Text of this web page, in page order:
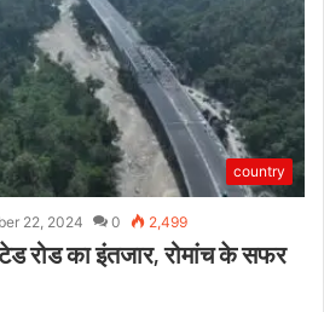
country
22, 2024 0 2,499
रोड का इंतजार, रोमांच के सफर